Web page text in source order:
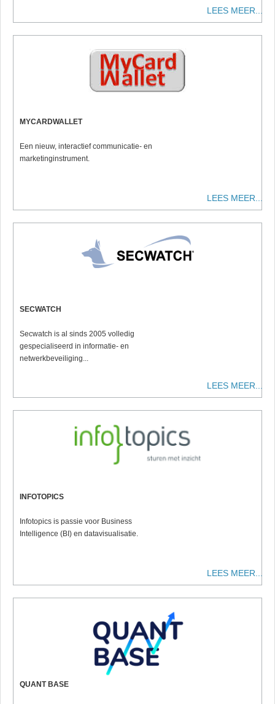
LEES MEER...
MYCARDWALLET
Een nieuw, interactief communicatie- en
marketinginstrument.
LEES MEER...
SECWATCH
Secwatch is al sinds 2005 volledig
gespecialiseerd in informatie- en
netwerkbeveiliging...
LEES MEER...
INFOTOPICS
Infotopics is passie voor Business
Intelligence (BI) en datavisualisatie.
LEES MEER...
QUANT BASE